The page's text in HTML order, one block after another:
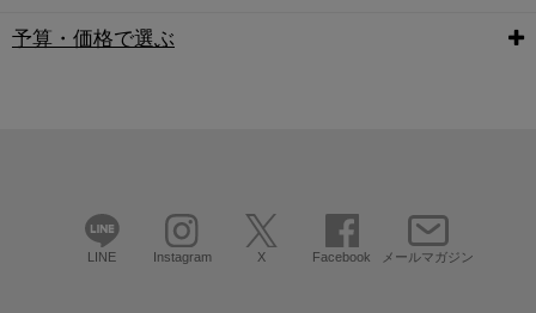
予算・価格で選ぶ
LINE Instagram X Facebook メールマガジン